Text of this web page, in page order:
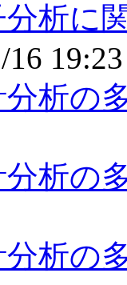
分析に
16 19:23
析の
析の
析の